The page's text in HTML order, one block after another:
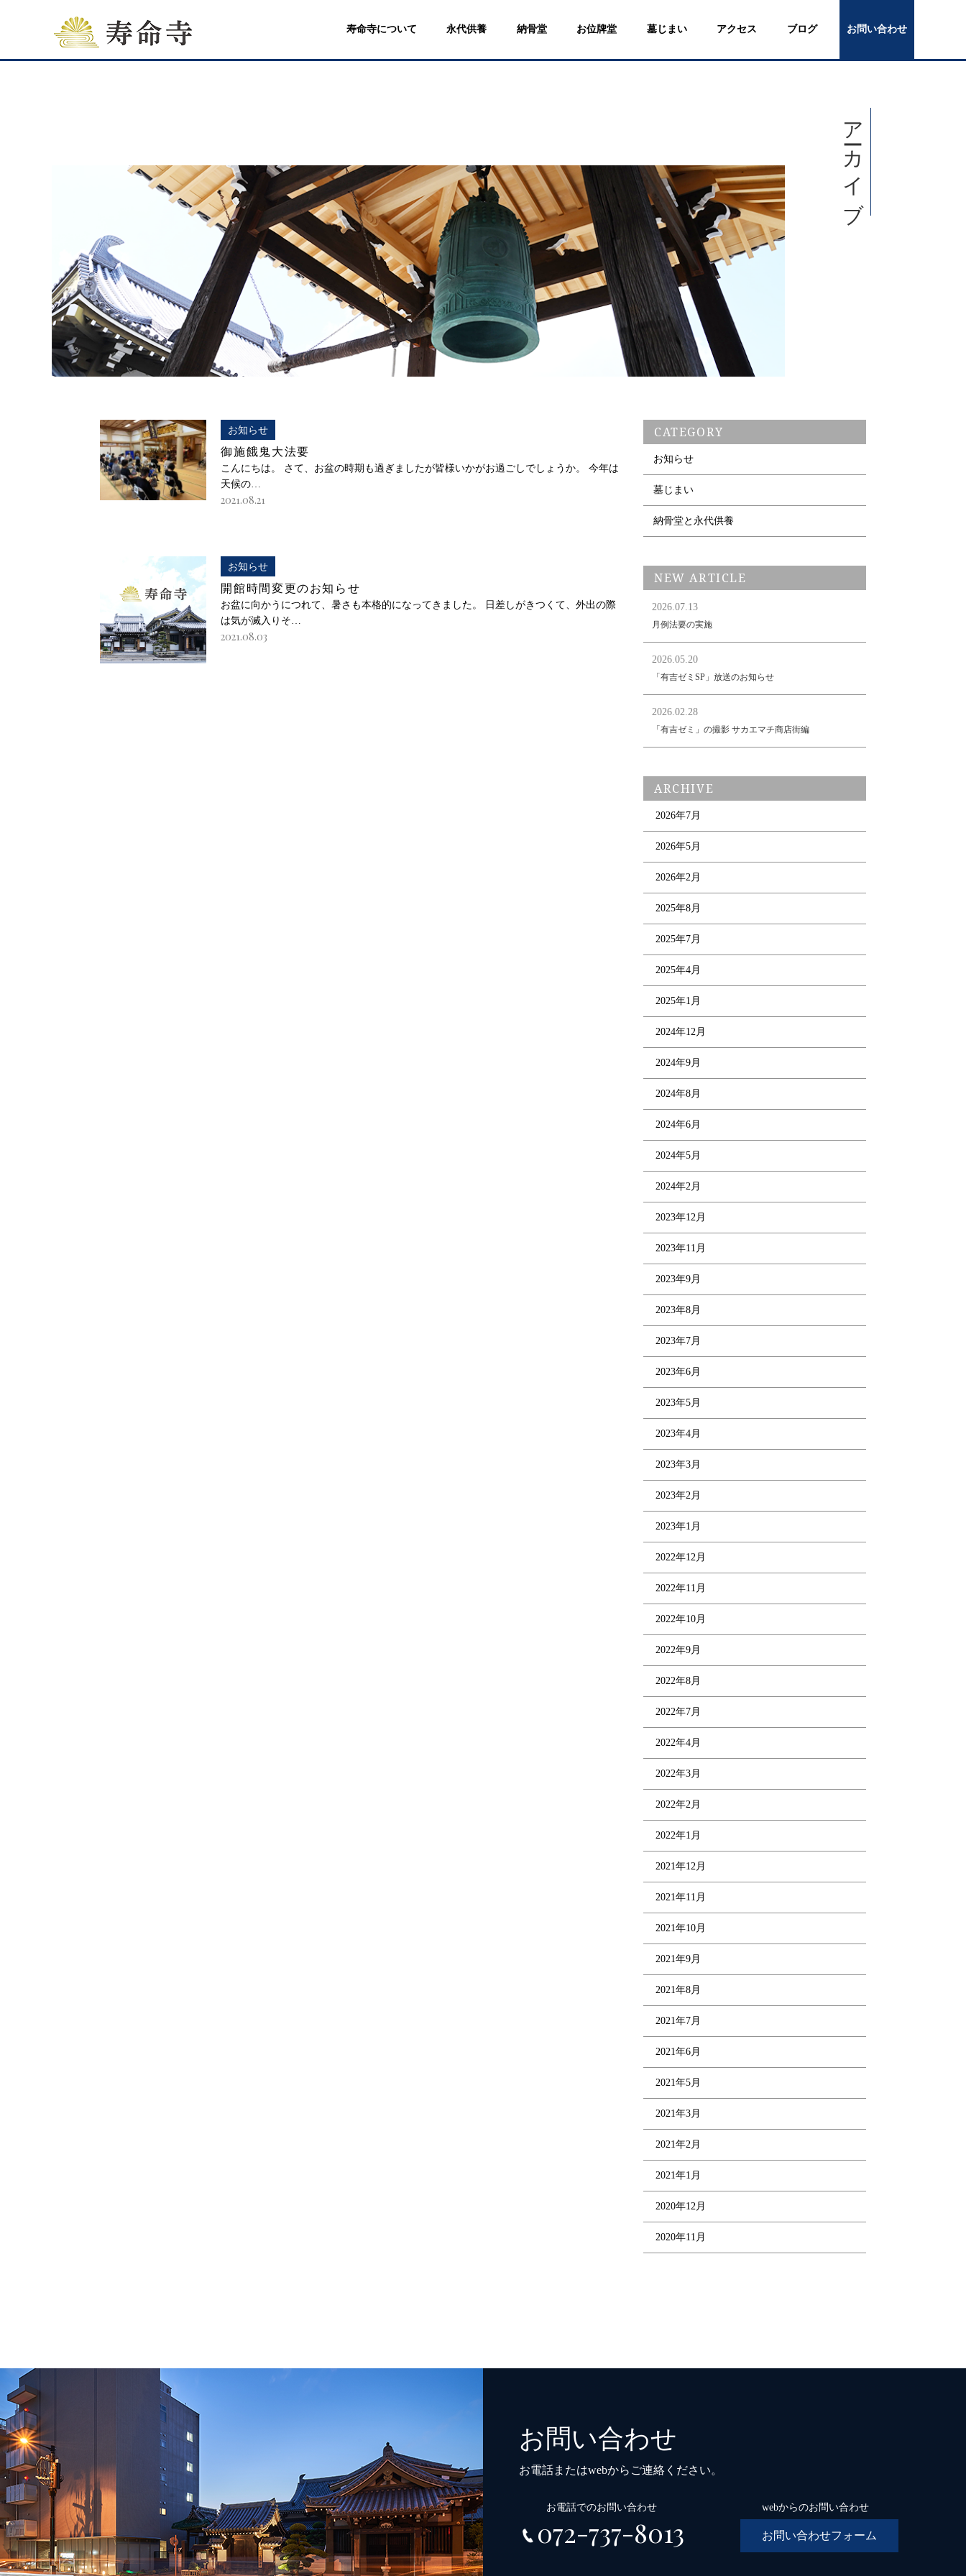
寿命寺について 永代供養 納骨堂 お位牌堂 墓じまい アクセス ブログ お問い合わせ
アーカイブ
お知らせ
御施餓鬼大法要
こんにちは。 さて、お盆の時期も過ぎましたが皆様いかがお過ごしでしょうか。 今年は
天候の…
2021.08.21
お知らせ
開館時間変更のお知らせ
お盆に向かうにつれて、暑さも本格的になってきました。 日差しがきつくて、外出の際
は気が滅入りそ…
2021.08.03
CATEGORY
お知らせ
墓じまい
納骨堂と永代供養
NEW ARTICLE
2026.07.13
月例法要の実施
2026.05.20
「有吉ゼミSP」放送のお知らせ
2026.02.28
「有吉ゼミ」の撮影 サカエマチ商店街編
ARCHIVE
2026年7月
2026年5月
2026年2月
2025年8月
2025年7月
2025年4月
2025年1月
2024年12月
2024年9月
2024年8月
2024年6月
2024年5月
2024年2月
2023年12月
2023年11月
2023年9月
2023年8月
2023年7月
2023年6月
2023年5月
2023年4月
2023年3月
2023年2月
2023年1月
2022年12月
2022年11月
2022年10月
2022年9月
2022年8月
2022年7月
2022年4月
2022年3月
2022年2月
2022年1月
2021年12月
2021年11月
2021年10月
2021年9月
2021年8月
2021年7月
2021年6月
2021年5月
2021年3月
2021年2月
2021年1月
2020年12月
2020年11月
お問い合わせ
お電話またはwebからご連絡ください。
お電話でのお問い合わせ
072-737-8013
webからのお問い合わせ
お問い合わせフォーム